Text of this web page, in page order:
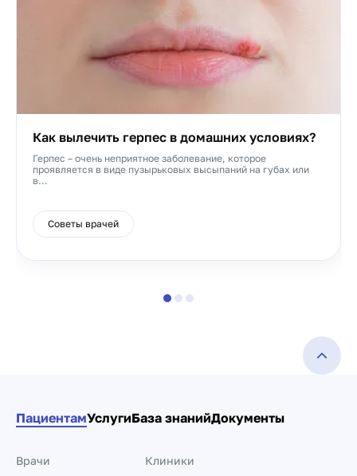
Как вылечить герпес в домашних условиях?
Герпес – очень неприятное заболевание, которое
проявляется в виде пузырьковых высыпаний на губах или
в...
Советы врачей
ПациентамУслугиБаза знанийДокументы
Врачи Клиники